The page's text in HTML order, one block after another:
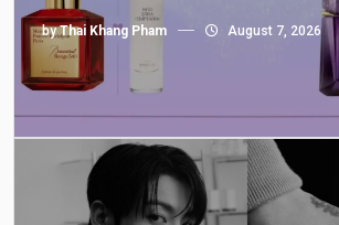
byThai Khang Pham August 7, 2026